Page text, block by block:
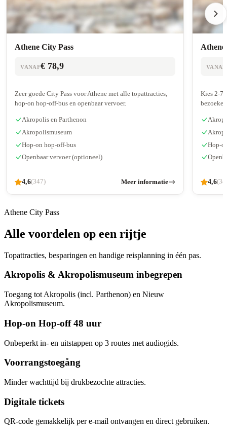
Athene City Pass
VANAF€ 78,9
Zeer goede City Pass voor Athene met alle topattracties,
hop-on hop-off-bus en openbaar vervoer.
Akropolis en Parthenon
Akropolismuseum
Hop-on hop-off-bus
Openbaar vervoer (optioneel)
4,6(347) Meer informatie
Athene
VANAF
Kies 2-7
Hop-
4,6
Athene City Pass
Alle voordelen op een rijtje
Topattracties, besparingen en handige reisplanning in één pas.
Akropolis & Akropolismuseum inbegrepen
Toegang tot Akropolis (incl. Parthenon) en Nieuw
Akropolismuseum.
Hop-on Hop-off 48 uur
Onbeperkt in- en uitstappen op 3 routes met audiogids.
Voorrangstoegång
Minder wachttijd bij drukbezochte attracties.
Digitale tickets
QR-code gemakkelijk per e-mail ontvangen en direct gebruiken.